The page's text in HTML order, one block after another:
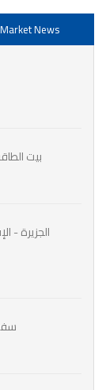
Market News
بيت
الجزيرة -
سفن